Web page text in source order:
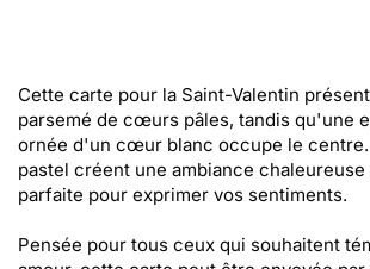
Cette carte pour la Saint-Valentin
parsemé de cœurs pâles, tandis qu'une
ornée d'un cœur blanc occupe le
pastel créent une ambiance
parfaite pour exprimer vos sentiments.
Pensée pour tous ceux qui souhaitent